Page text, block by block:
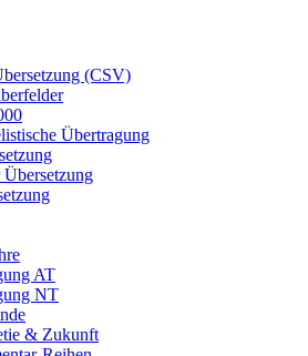
(CSV)
Übertragung
AT
NT
& Zukunft